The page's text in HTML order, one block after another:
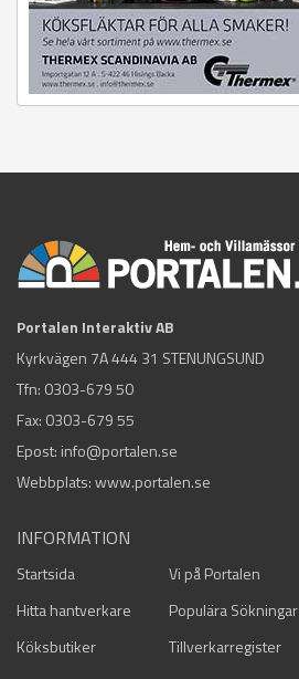
Portalen Interaktiv AB
Kyrkvägen 7A 444 31 STENUNGSUND
Tfn: 0303-679 50
Fax: 0303-679 55
Epost: info@portalen.se
Webbplats: www.portalen.se
INFORMATION
Startsida Vi på Portalen
Hitta hantverkare
Populära Sökningar
Köksbutiker
Tillverkarregister